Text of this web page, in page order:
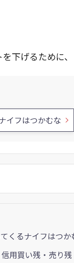
下げるために、
イフはつかむな
くるナイフはつか
信用買い残・売り残